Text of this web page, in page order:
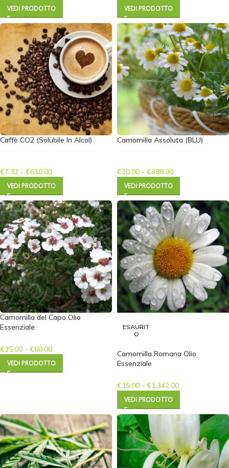
VEDI PRODOTTO VEDI PRODOTTO
Caffè CO2 (Solubile In Alcol)
€7.32 - €610.00
VEDI PRODOTTO
Camomilla Assoluta (BLU)
€20.00 - €488.00
VEDI PRODOTTO
Camomilla del Capo Olio
Essenziale
€35.00 - €60.00
VEDI PRODOTTO
ESAURIT
O
Camomilla Romana Olio
Essenziale
€15.00 - €1,342.00
VEDI PRODOTTO